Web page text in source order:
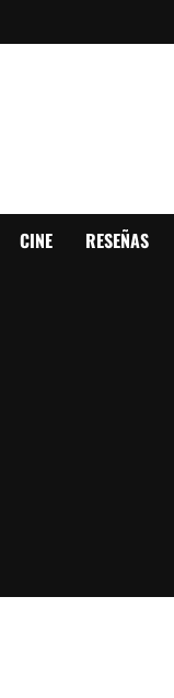
CINE RESEÑAS